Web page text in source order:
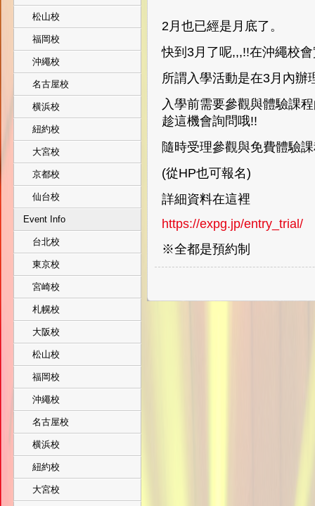
松山校
福岡校
沖繩校
名古屋校
横浜校
紐約校
大宮校
京都校
仙台校
Event Info
台北校
東京校
宮崎校
札幌校
大阪校
松山校
福岡校
沖繩校
名古屋校
横浜校
紐約校
大宮校
2月也已經是月底了。
快到3月了呢,,,!!在沖繩校
所謂入學活動是在3月內
入學前需要參觀與體驗課
趁這機會詢問哦!!
隨時受理參觀與免費體驗
(從HP也可報名)
詳細資料在這裡
https://expg.jp/entry_trial/
※全都是預約制